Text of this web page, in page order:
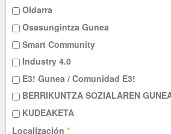
Oldarra
Osasungintza Gunea
Smart Community
Industry 4.0
E3! Gunea / Comunidad E3!
BERRIKUNTZA SOZIALAREN
KUDEAKETA
Localización *